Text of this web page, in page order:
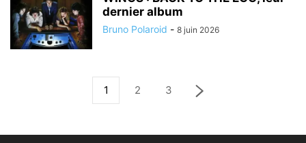
dernier album
Bruno Polaroid - 8 juin 2026
1 2 3